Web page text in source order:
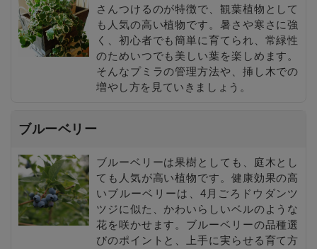
さんつけるのが特徴で、観葉植物として
も人気の高い植物です。暑さや寒さに強
く、初心者でも簡単に育てられ、常緑性
のためいつでも美しい葉を楽しめます。
そんなプミラの管理方法や、挿し木での
増やし方を見ていきましょう。
ブルーベリー
ブルーベリーは果樹としても、庭木とし
ても人気が高い植物です。健康効果の高
いブルーベリーは、4月ごろドウダンツ
ツジに似た、かわいらしいベルのような
花を咲かせます。ブルーベリーの品種選
びのポイントと、上手に実らせる育て方